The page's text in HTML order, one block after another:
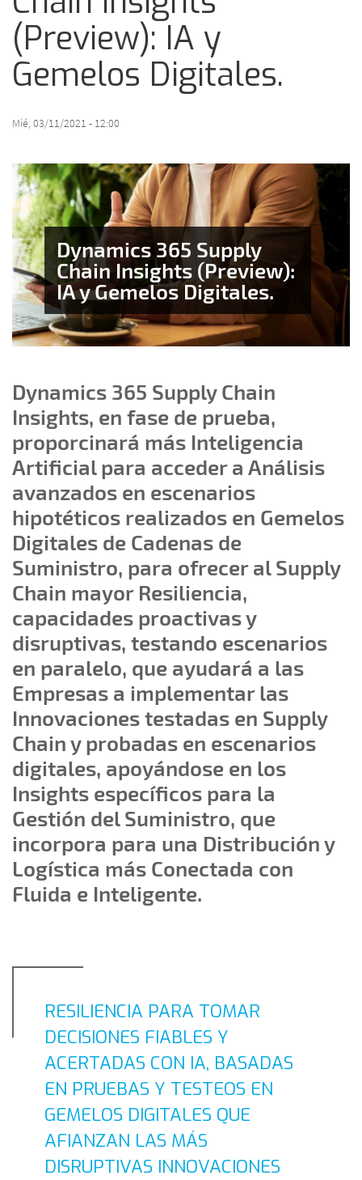
(Preview): IA y
Gemelos Digitales.
Mié, 03/11/2021 - 12:00
Dynamics 365 Supply
Chain Insights (Preview):
IA y Gemelos Digitales.
Dynamics 365 Supply Chain
Insights, en fase de prueba,
proporcinará más Inteligencia
Artificial para acceder a Análisis
avanzados en escenarios
hipotéticos realizados en Gemelos
Digitales de Cadenas de
Suministro, para ofrecer al Supply
Chain mayor Resiliencia,
capacidades proactivas y
disruptivas, testando escenarios
en paralelo, que ayudará a las
Empresas a implementar las
Innovaciones testadas en Supply
Chain y probadas en escenarios
digitales, apoyándose en los
Insights específicos para la
Gestión del Suministro, que
incorpora para una Distribución y
Logística más Conectada con
Fluida e Inteligente.
RESILIENCIA PARA TOMAR
DECISIONES FIABLES Y
ACERTADAS CON IA, BASADAS
EN PRUEBAS Y TESTEOS EN
GEMELOS DIGITALES QUE
AFIANZAN LAS MÁS
DISRUPTIVAS INNOVACIONES